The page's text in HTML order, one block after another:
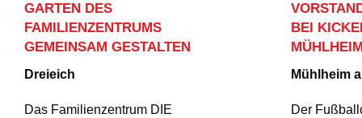
GARTEN DES
FAMILIENZENTRUMS
GEMEINSAM GESTALTEN
Dreieich
Das Familienzentrum DIE
BEI
Mühlheim
Der